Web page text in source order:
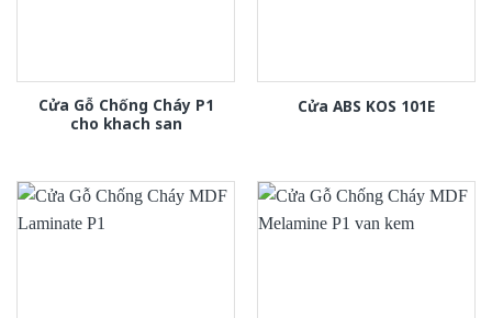
Cửa Gỗ Chống Cháy P1
cho khach san
Cửa ABS KOS 101E